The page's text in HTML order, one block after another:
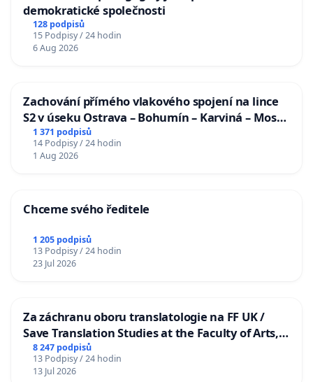
demokratické společnosti
128 podpisů
15 Podpisy / 24 hodin
6 Aug 2026
Zachování přímého vlakového spojení na lince
S2 v úseku Ostrava – Bohumín – Karviná – Mosty
u Jablunkova
1 371 podpisů
14 Podpisy / 24 hodin
1 Aug 2026
Chceme svého ředitele
1 205 podpisů
13 Podpisy / 24 hodin
23 Jul 2026
Za záchranu oboru translatologie na FF UK /
Save Translation Studies at the Faculty of Arts,
Charles University
8 247 podpisů
13 Podpisy / 24 hodin
13 Jul 2026